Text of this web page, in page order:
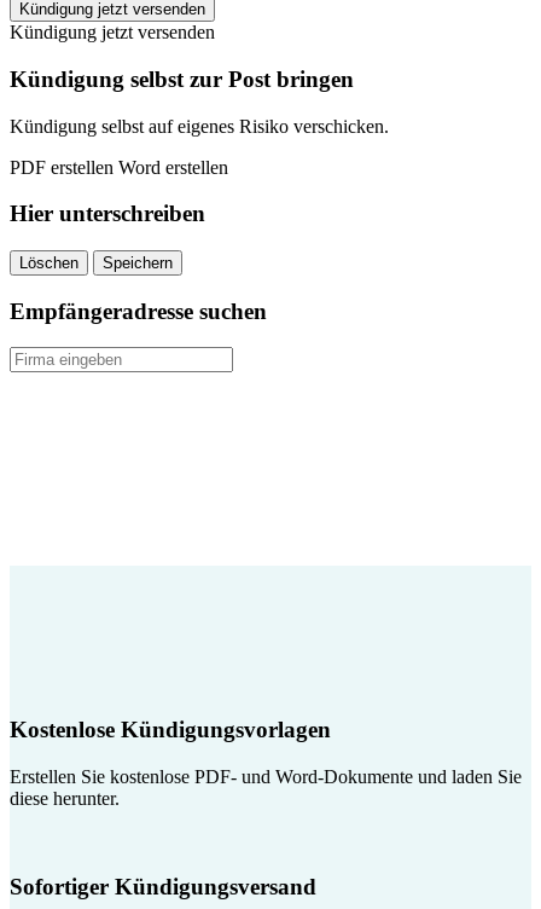
Sparkasse
Essen
kündigen
quantity
Kündigung jetzt versenden
Kündigung jetzt versenden
Kündigung selbst zur Post bringen
Kündigung selbst auf eigenes Risiko verschicken.
PDF erstellen Word erstellen
Hier unterschreiben
Löschen Speichern
Empfängeradresse suchen
Kostenlose Kündigungsvorlagen
Erstellen Sie kostenlose PDF- und Word-Dokumente und laden Sie
diese herunter.
Sofortiger Kündigungsversand